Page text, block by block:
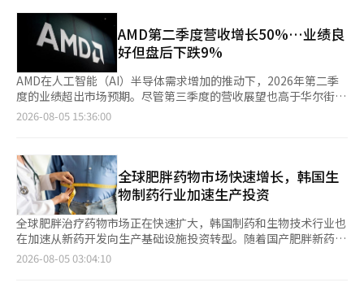
五个交易日上涨。 内存半导体股表现不一。美光下跌0.01%，基本
持平，而SK海力士美国存托凭证（ADR）下跌2.2%。在财报发布
前，闪迪和西部数据分别下跌5.4%。 闪迪在收盘后发布了远超市
场预期的季度业绩，但下一季度的营收展望中值低于市场预期，导
致盘后交易中股价下跌。由于人工智能需求和NAND价格上涨的预
期已在股价中反映，未来的增长展望未能满足投资者的期望。西部
数据也发布了超出预期的业绩，但在盘后交易中股价下跌约10%。
道琼斯指数受到制药和娱乐股上涨的推动。安进在发布超出市场预
济数据喜忧参半。根据民间就业信息公司ADP的数据，美国7月民
间就业仅增加4.4万人，为六个月以来最低增幅。相反，供应管理
协会（ISM）发布的7月服务业采购经理人指数（PMI）为54.1，略
高于上月的54.0。该指数超过50意味着服务业经济扩张。 市场关
注7日即将发布的美国7月就业报告。如果就业数据强于预期，可能
会增加美联储进一步加息的可能性。根据芝加哥商品交易所
（CME）费德观察，9月加息的可能性为54.9%。
人电脑等产品的销售额为543.2亿美元，较上一季度增长48%。相
比之下，消费类产品如存储卡和USB存储设备的销售额为55.6亿美
元，下降32%。 AI数据中心和高收益企业级产品已成为闪迪增长
的核心业务，超越了消费类存储设备。 闪迪还在扩大与客户的长
期供应合同，客户按固定价格购买一定数量的产品。目前已与8家
数据中心及智能手机、个人电脑领域的客户签订合同。 这些合同
确保的最低销售额达到939亿美元。公司预计2027财年销售量的一
半以及2028财年约三分之二将包含在长期合同中。这是为了减少
市场的期待。闪迪预计2027财年第一季度销售额在103亿至108亿
美元之间，调整后EPS在44至46美元之间。 销售展望的中位数为
105.5亿美元，低于市场预期的约108亿美元。毛利率也预计在
83%至85%之间，可能与本季度的84.6%相似或略有下降。 闪迪
的股价在当天的常规交易中下跌5.4%，收于1350.50美元，业绩发
布后在盘后交易中也下跌了5%。尽管季度业绩大幅超出市场预
期，但未能给出足够强劲的展望，未能超出市场已反映的高期待。
※ 本报道经人工智能（AI）系统翻译与编辑。
调：“如果问AI热潮是否结束，我的回答正好相反，结束不是，而
是刚刚开始。” 他在采访中反复强调的观点很简单：应关注市场
的长期趋势，而非短期流行。特别是对于主动型ETF，他将其定义
为“最被动的投资”。在当前波动性大的时期，专家们可以根据市
场变化调整投资组合，而投资者则可以专注于自己的日常生活，因
此应关注主动型ETF。他表示：“主动型ETF就像变色龙，根据市
场情况改变颜色。” “人工智能不是结束，而是开始……主动型
ETF如变色龙” 金部长预测，人工智能将在下半年继续成为市场的
场的变化。 他说：“AI产业中包含半导体、电力、数据中心、通
信、光通信等多个领域。”他解释道：“市场的关注点不断移动，
因此理解细分行业的动态非常重要。” 他进一步指出：“记忆半
导体可能会受到关注，但在某个时刻，光通信或数据中心相关企业
可能会成为市场的中心。”他表示：“普通投资者很难跟上所有这
些动态。” 因此，他认为主动型ETF的角色至关重要。专家们可以
根据市场情况调整投资比例，而投资者则可以从长期的角度管理资
产。 金部长强调：“主动型ETF才是真正最被动的投资，投资者应
AMD第二季度营收增长50%…业绩良
好但盘后下跌9%
AMD在人工智能（AI）半导体需求增加的推动下，2026年第二季
度的业绩超出市场预期。尽管第三季度的营收展望也高于华尔街的
预期，但由于未能满足投资者的高期望，股价在盘后交易中下跌超
美元（约合11000亿元人民币）增长了50%。这一数字也超出了金
融信息公司伦敦证券交易所集团（LSEG）预测的1128亿美元。 调
整后的每股收益（EPS）为1.66美元，超过市场预期的1.62美元。
净利润为23亿美元，稀释后的每股收益为1.38美元，均较去年同期
的8.72亿美元和0.54美元大幅增长。然而，营业利润为20亿美元，
略低于市场预期。 业绩增长主要得益于数据中心业务。数据中心
部门的营收达到672亿美元，同比增加超过一倍，创下历史新高，
超出市场预期的648亿美元。数据中心在整体营收中的占比也从去
2026-08-05 15:36:00
全球肥胖药物市场快速增长，韩国生
物制药行业加速生产投资
全球肥胖治疗药物市场正在快速扩大，韩国制药和生物技术行业也
在加速从新药开发向生产基础设施投资转型。随着国产肥胖新药即
将上市，生产设施和供应链的建设也在加速，成为韩国生物产业新
2026-08-05 03:04:10